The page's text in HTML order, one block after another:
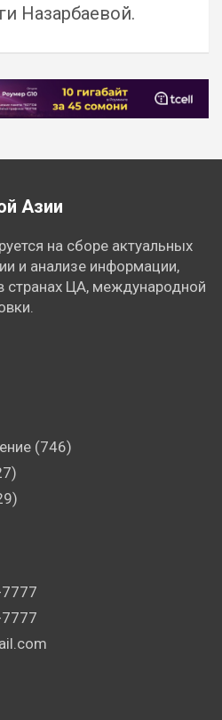
Назарбаевой.
Азии
на сборе актуальных
и анализе информации,
странах ЦА, международной
(746)